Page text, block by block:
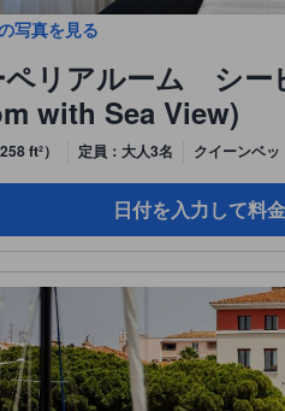
写真を見る
ペリアルーム シー
with Sea View)
ft²） 定員：大人3名 クイーンベッ
日付を入力して料